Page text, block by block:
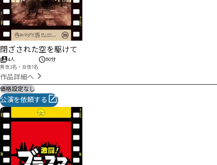
閉ざされた空を駆けて
4人
男性3名・女性1名
80分
作品詳細へ
価格設定なし
公演を依頼する